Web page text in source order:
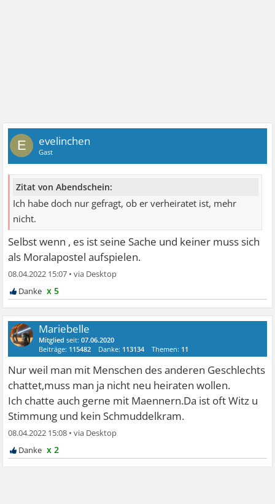
E evelinchen
Gast
Zitat von Abendschein:
Ich habe doch nur gefragt, ob er verheiratet ist, mehr
nicht.
Selbst wenn , es ist seine Sache und keiner muss sich
als Moralapostel aufspielen.
08.04.2022 15:07 •
x 5
Mariebelle
Mitglied seit:07.06.2020
Beiträge: 115482 Danke: 113134 Themen: 11
Nur weil man mit Menschen des anderen Geschlechts
chattet,muss man ja nicht neu heiraten wollen.
Ich chatte auch gerne mit Maennern.Da ist oft Witz u
Stimmung und kein Schmuddelkram.
08.04.2022 15:08 •
x 2